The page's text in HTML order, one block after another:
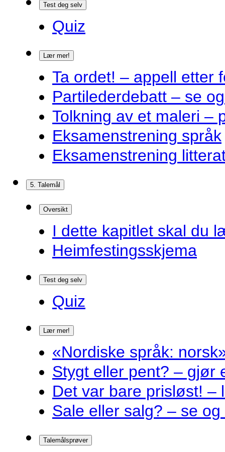
Test deg selv
Quiz
Lær mer!
Ta ordet! – appell etter
Partilederdebatt – se
Tolkning av et maleri –
Eksamenstrening språk
Eksamenstrening
5. Talemål
Oversikt
I dette kapitlet skal du
Heimfestingsskjema
Test deg selv
Quiz
Lær mer!
«Nordiske språk:
Stygt eller pent? – gjør
Det var bare prisløst! –
Sale eller salg? – se
Talemålsprøver